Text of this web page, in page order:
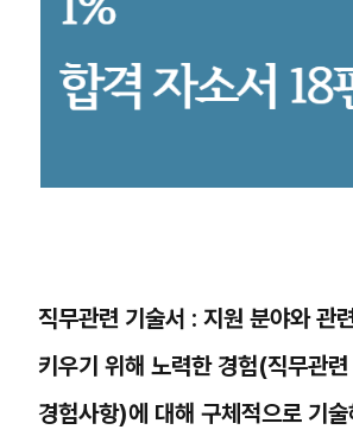
직무관련 기술서 : 지원 분야와 관
키우기 위해 노력한 경험(직무관
경험사항)에 대해 구체적으로 기술